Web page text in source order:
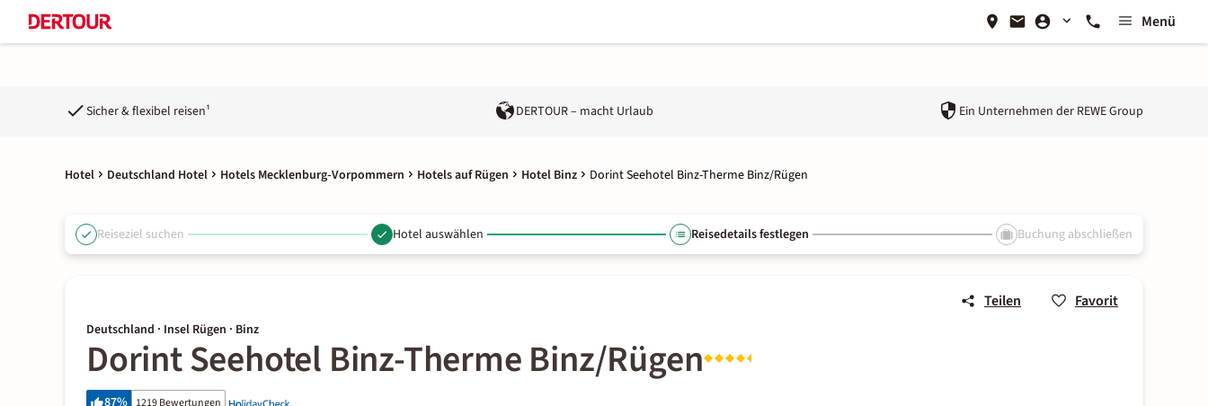
Menü
Sicher & flexibel reisen¹ DERTOUR – macht Urlaub Ein Unternehmen der REWE Group
Hotel Deutschland Hotel Hotels Mecklenburg-Vorpommern Hotels auf Rügen Hotel Binz Dorint Seehotel Binz-Therme Binz/Rügen
Reiseziel suchen Hotel auswählen Reisedetails festlegen Buchung abschließen
Teilen Favorit
Deutschland · Insel Rügen · Binz
Dorint Seehotel Binz-Therme Binz/Rügen
87% 1219 Bewertungen